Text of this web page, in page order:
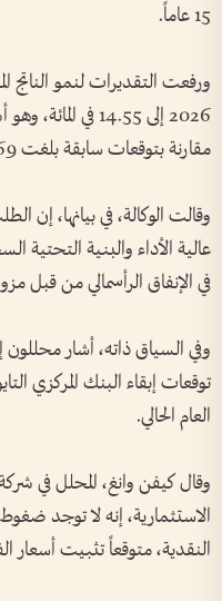
15 عاماً.
ورفعت التقديرات لنمو الناتج
مقارنة بتوقعات سابقة بلغت 13.69 في المائة.
وقالت الوكالة، في بيانها، إن
عالية الأداء والبنية التحتية
في الإنفاق الرأسمالي من قبل
وفي السياق ذاته، أشار محللون
توقعات إبقاء البنك المركزي
العام الحالي.
وقال كيفن وانغ، المحلل في
الاستثمارية، إنه لا توجد
النقدية، متوقعاً تثبيت أسعار